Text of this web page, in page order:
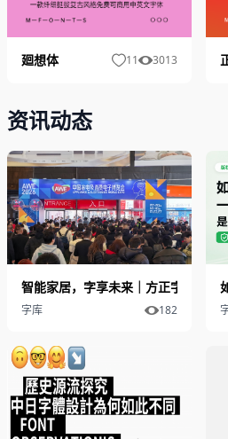
廻想体 11 3013
资讯动态
智能家居，字享未来｜方正字库亮相
字库 182